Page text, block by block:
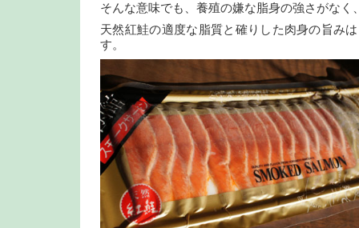
そんな意味でも、養殖の嫌な脂身の強さがなく
天然紅鮭の適度な脂質と確りした肉身の旨み
す。